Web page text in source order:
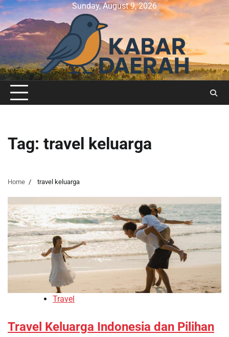
Skip
to
content
Sunday, August 9, 2026
Tag: travel keluarga
Home travel keluarga
Travel
Travel Keluarga Indonesia dan Pilihan